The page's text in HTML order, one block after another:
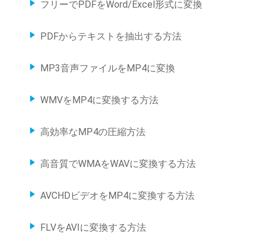
フリーでPDFをWord/Excel形式に変換
PDFからテキストを抽出する方法
MP3音声ファイルをMP4に変換
WMVをMP4に変換する方法
高効率なMP4の圧縮方法
高音質でWMAをWAVに変換する方法
AVCHDビデオをMP4に変換する方法
FLVをAVIに変換する方法